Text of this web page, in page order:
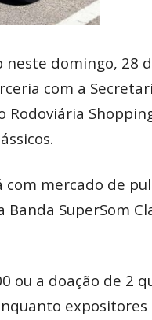
domingo, 28
com a
mercado de
SuperSom
ou a doação de 2